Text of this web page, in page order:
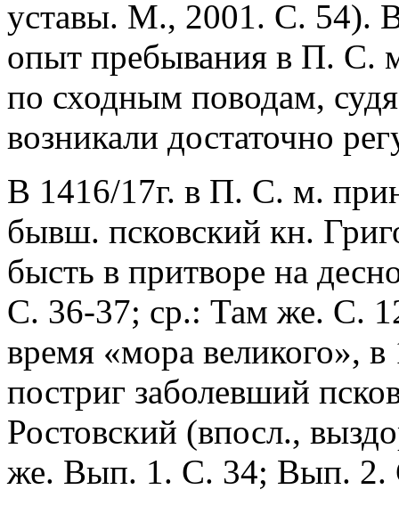
уставы. М., 2001. С. 54). В
опыт пребывания в П. С.
по сходным поводам,
возникали достаточно
В 1416/17г. в П. С. м.
бывш. псковский кн.
бысть в притворе на
С. 36-37; ср.: Там же. С.
время «мора великого»,
постриг заболевший
Ростовский (впосл.,
же. Вып. 1. С. 34; Вып. 2.